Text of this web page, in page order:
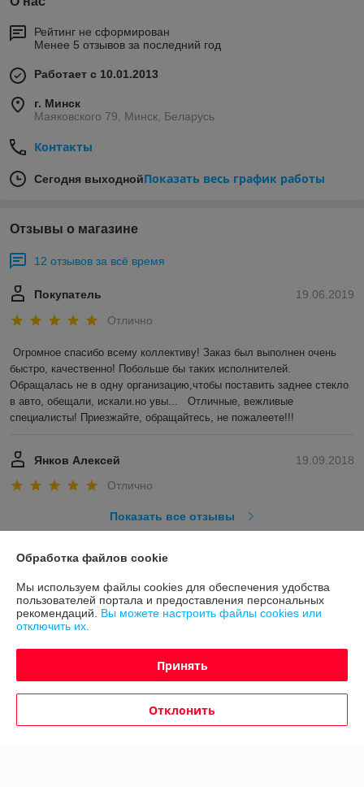
Рейтинг не сформирован
Менее 5 отзывов за последний год
Работает с 10.01.2013
г. Минск
Маяковского 79, Минск, Беларусь
Контакты
Сегодня выходнойПоказать весь график работы
Отзывы о магазине
12 отзывов за всё время
19.06.2019
Покупатель
Отлично
Огромное спасибо всему коллективу! Заказ был выполнен очень
быстро, качественно! Побольше бы таких исполнителей.
Обращалась не в одну организацию,чтобы поставить заднее стекло
в авто, обещали, искали.но увы...   Отличные, вежливые
специалисты! Приезжайте, обращайтесь, не пожалеете!!!
19.09.2018
Янков Алексей
Отлично
Показать все отзывы
Контакты
Доставка и оплата
Полная версия сайта
Обработка файлов cookie
Мы используем файлы cookies для обеспечения удобства
пользователей портала и предоставления персональных
рекомендаций. Вы можете настроить файлы cookies или
отключить их.
Принять
Отклонить